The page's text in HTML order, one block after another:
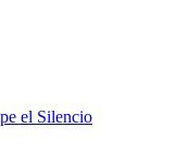
el Silencio